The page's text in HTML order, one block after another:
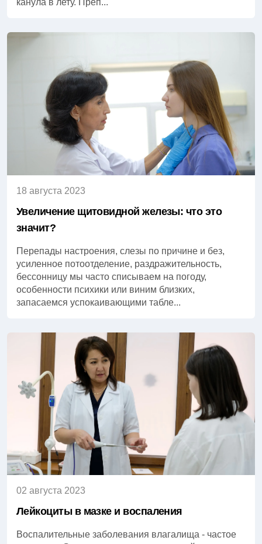
канула в лету. Преп...
18 августа 2023
Увеличение щитовидной железы: что это
значит?
Перепады настроения, слезы по причине и без,
усиленное потоотделение, раздражительность,
бессонницу мы часто списываем на погоду,
особенности психики или виним близких,
запасаемся успокаивающими табле...
02 августа 2023
Лейкоциты в мазке и воспаления
Воспалительные заболевания влагалища - частое